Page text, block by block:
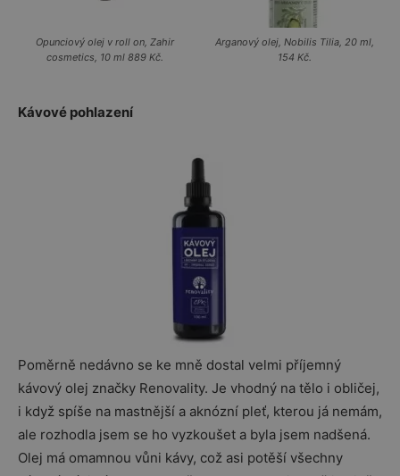
Opunciový olej v roll on, Zahir
cosmetics, 10 ml 889 Kč.
Arganový olej, Nobilis Tilia, 20 ml,
154 Kč.
Kávové pohlazení
Poměrně nedávno se ke mně dostal velmi příjemný
kávový olej značky Renovality. Je vhodný na tělo i obličej,
i když spíše na mastnější a aknózní pleť, kterou já nemám,
ale rozhodla jsem se ho vyzkoušet a byla jsem nadšená.
Olej má omamnou vůni kávy, což asi potěší všechny